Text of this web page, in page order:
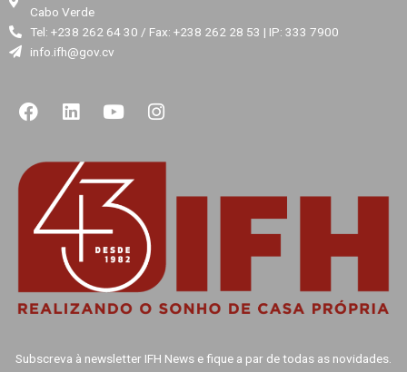
Cabo Verde
Tel: +238 262 64 30 / Fax: +238 262 28 53 | IP: 333 7900
info.ifh@gov.cv
a
c
b
k
i
n
e
d
o
u
u
b
e
n
s
a
Subscreva à newsletter IFH News e fique a par de todas as novidades.